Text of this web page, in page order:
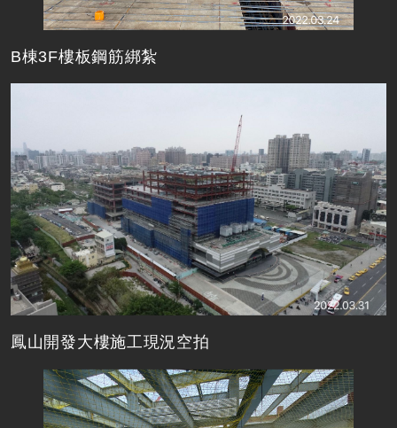
B棟3F樓板鋼筋綁紮
鳳山開發大樓施工現況空拍